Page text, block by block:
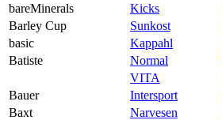
bareMinerals
Kicks
Barley Cup
Sunkost
basic
Kappahl
Batiste
Normal
VITA
Bauer
Intersport
Baxt
Narvesen